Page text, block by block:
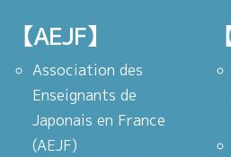
【AEJF】
Association des
Enseignants de
Japonais en France
(AEJF)